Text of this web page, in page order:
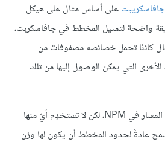
على أساس مثال على هيكل
واضحة لتمثيل المخطط في جافاسكربت،
كائنًا تحمل خصائصه مصفوفات من
التي يمكن الوصول إليها من تلك
توجد العديد من حِزم إيجاد المسار في NPM، لكن لا تستخدِم أيّ منها
عادةً لحدود المخطط أن يكون لها وزن